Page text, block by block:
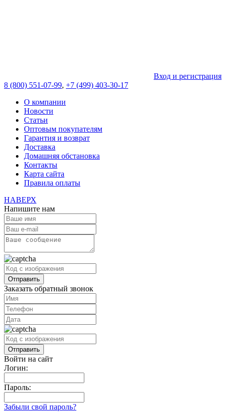
Вход и регистрация
8 (800) 551-07-99, +7 (499) 403-30-17
О компании
Новости
Статьи
Оптовым покупателям
Гарантия и возврат
Доставка
Домашняя обстановка
Контакты
Карта сайта
Правила оплаты
НАВЕРХ
Напишите нам
Заказать обратный звонок
Войти на сайт
Логин:
Пароль:
Забыли свой пароль?